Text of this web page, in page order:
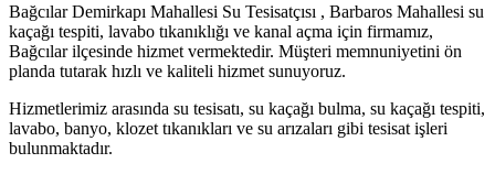
Bağcılar Demirkapı Mahallesi Su Tesisatçısı , Barbaros Mahallesi su
kaçağı tespiti, lavabo tıkanıklığı ve kanal açma için firmamız,
Bağcılar ilçesinde hizmet vermektedir. Müşteri memnuniyetini ön
planda tutarak hızlı ve kaliteli hizmet sunuyoruz.
Hizmetlerimiz arasında su tesisatı, su kaçağı bulma, su kaçağı tespiti,
lavabo, banyo, klozet tıkanıkları ve su arızaları gibi tesisat işleri
bulunmaktadır.